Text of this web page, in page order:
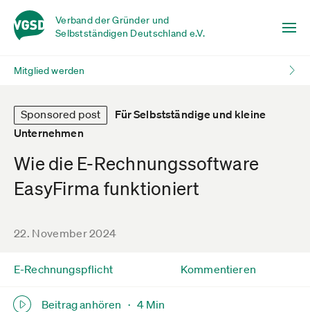
Verband der Gründer und
Selbstständigen Deutschland e.V.
Mitglied werden
Sponsored post
Für Selbstständige und kleine
Unternehmen
Wie die E-Rechnungssoftware
EasyFirma funktioniert
22. November 2024
E-Rechnungspflicht
Beitrag anhören · 4 Min
Kommentieren